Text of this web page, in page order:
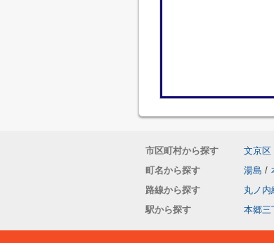
市区町村から探す 文京区
町名から探す
湯島 /
路線から探す
丸ノ内
駅から探す
本郷三